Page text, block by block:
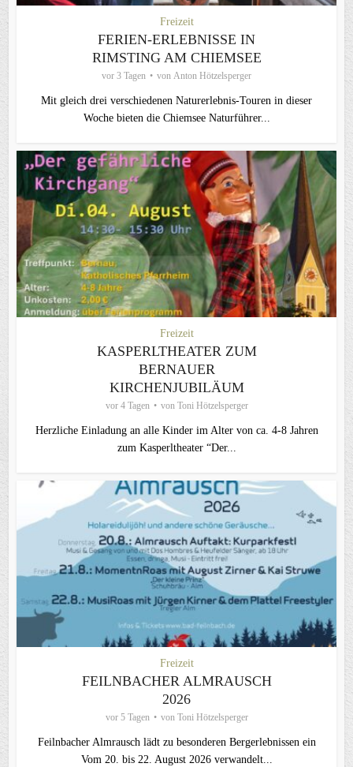
Freizeit
FERIEN-ERLEBNISSE IN
RIMSTING AM CHIEMSEE
vor 3 Tagen von Anton Hötzelsperger
Mit gleich drei verschiedenen Naturerlebnis-Touren in dieser
Woche bieten die Chiemsee Naturführer...
Freizeit
KASPERLTHEATER ZUM
BERNAUER
KIRCHENJUBILÄUM
vor 4 Tagen von Toni Hötzelsperger
Herzliche Einladung an alle Kinder im Alter von ca. 4-8 Jahren
zum Kasperltheater “Der...
Freizeit
FEILNBACHER ALMRAUSCH
2026
vor 5 Tagen von Toni Hötzelsperger
Feilnbacher Almrausch lädt zu besonderen Bergerlebnissen ein
Vom 20. bis 22. August 2026 verwandelt...